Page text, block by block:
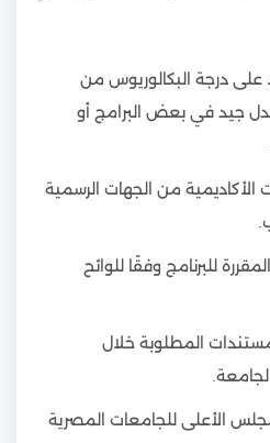
على درجة البكالوريوس من
جيد في بعض البرامج أو
الأكاديمية من الجهات الرسمية
للبرنامج وفقًا للوائح
المطلوبة خلال
الأعلى للجامعات المصرية